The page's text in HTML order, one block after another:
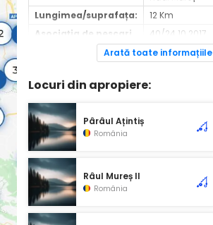
Lungimea/suprafața:
12 Km
Asociația de pescari
40/24.10.2017
Arată toate informațiile
Locuri din apropiere:
Pârâul Ațintiș
România
Râul Mureș II
România